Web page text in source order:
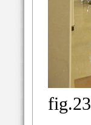
fig.23